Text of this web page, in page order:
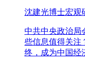
沈建光博士宏观
中共中央政治局
些信息值得关注
终，成为中国经